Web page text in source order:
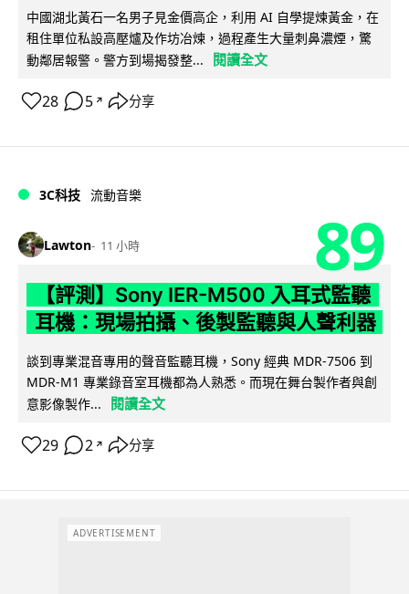
中國湖北黃石一名男子見金價高企，利用 AI 自學提煉黃金，在
租住單位私設高壓爐及作坊冶煉，過程產生大量刺鼻濃煙，驚
動鄰居報警。警方到場揭發整...
閱讀全文
28 5 ↗ 分享
3C科技 流動音樂
Lawton 11 小時 89
【評測】Sony IER-M500 入耳式監聽
耳機：現場拍攝、後製監聽與人聲利器
談到專業混音專用的聲音監聽耳機，Sony 經典 MDR-7506 到
MDR-M1 專業錄音室耳機都為人熟悉。而現在舞台製作者與創
意影像製作...
閱讀全文
29 2 ↗ 分享
ADVERTISEMENT